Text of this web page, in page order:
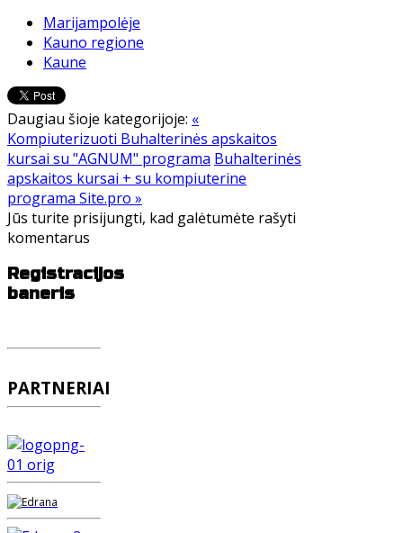
Marijampolėje
Kauno regione
Kaune
Daugiau šioje kategorijoje: «
Kompiuterizuoti Buhalterinės apskaitos
kursai su "AGNUM" programa Buhalterinės
apskaitos kursai + su kompiuterine
programa Site.pro »
Jūs turite prisijungti, kad galėtumėte rašyti
komentarus
Registracijos
baneris
PARTNERIAI